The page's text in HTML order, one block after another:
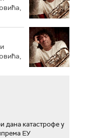
дана катастрофе у
ЕУ